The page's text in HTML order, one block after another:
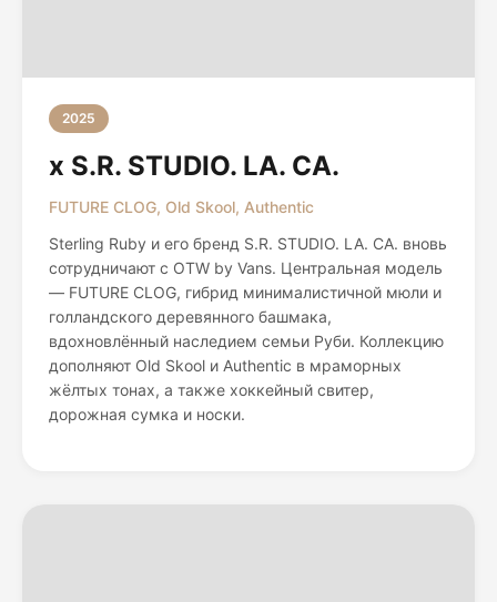
2025
x S.R. STUDIO. LA. CA.
FUTURE CLOG, Old Skool, Authentic
Sterling Ruby и его бренд S.R. STUDIO. LA. CA. вновь
сотрудничают с OTW by Vans. Центральная модель
— FUTURE CLOG, гибрид минималистичной мюли и
голландского деревянного башмака,
вдохновлённый наследием семьи Руби. Коллекцию
дополняют Old Skool и Authentic в мраморных
жёлтых тонах, а также хоккейный свитер,
дорожная сумка и носки.